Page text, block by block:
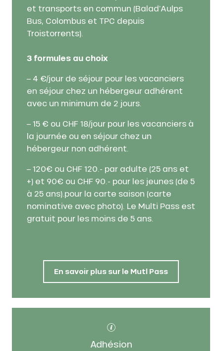
et transports en commun (Balad’Aulps
Bus, Colombus et TPC depuis
Troistorrents).
3 formules au choix
– 4 €/jour de séjour pour les vacanciers
en séjour chez un hébergeur adhérent
avec un minimum de 2 jours.
– 15 € ou CHF 18/jour pour les vacanciers à
la journée ou en séjour chez un
hébergeur non adhérent.
– 120€ ou CHF 120.- par adulte (25 ans et
+) et 90€ ou CHF 90.- pour les jeunes (de 5
à 25 ans).pour la carte saison (carte
nominative avec photo). Le Multi Pass est
gratuit pour les moins de 5 ans.
En savoir plus sur le Mutl Pass
Adhésion